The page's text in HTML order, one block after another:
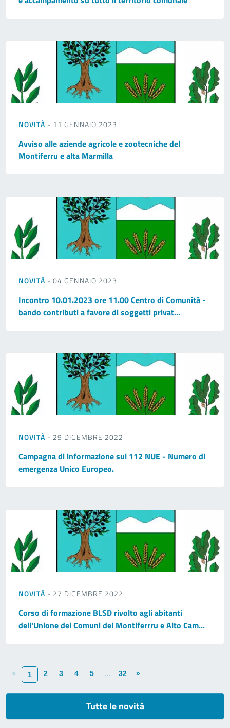
NOVITÀ - 11 GENNAIO 2023
Avviso alle aziende agricole e zootecniche del
Montiferru e alta Marmilla
NOVITÀ - 04 GENNAIO 2023
Incontro 10.01.2023 ore 11.00 Centro di Comunità -
bando contributi a favore di soggetti privat...
NOVITÀ - 29 DICEMBRE 2022
Campagna di informazione sul 112 NUE - Numero di
emergenza Unico Europeo.
NOVITÀ - 27 DICEMBRE 2022
Corso di formazione BLSD rivolto agli abitanti
dell'Unione dei Comuni del Montiferrru e Alto Cam...
« 1 2 3 4 5 ... 32 »
Tutte le novità